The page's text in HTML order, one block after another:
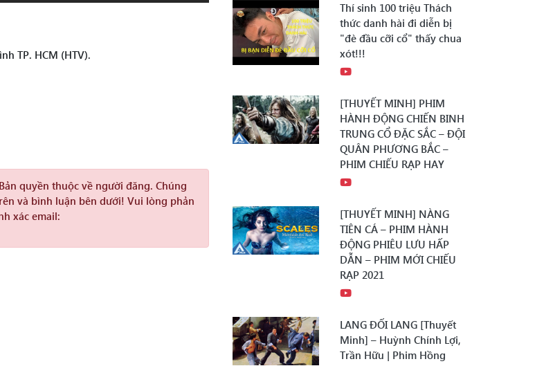
TP. HCM (HTV).
quyền thuộc về người đăng. Chúng
và bình luận bên dưới! Vui lòng phản
xác email:
Thí sinh 100 triệu Thách
thức danh hài đi diễn bị
"đè đầu cỡi cổ" thấy chua
xót!!!
[THUYẾT MINH] PHIM
HÀNH ĐỘNG CHIẾN BINH
TRUNG CỔ ĐẶC SẮC – ĐỘI
QUÂN PHƯƠNG BẮC –
PHIM CHIẾU RẠP HAY
[THUYẾT MINH] NÀNG
TIÊN CÁ – PHIM HÀNH
ĐỘNG PHIÊU LƯU HẤP
DẪN – PHIM MỚI CHIẾU
RẠP 2021
LANG ĐỐI LANG [Thuyết
Minh] – Huỳnh Chính Lợi,
Trần Hữu | Phim Hồng